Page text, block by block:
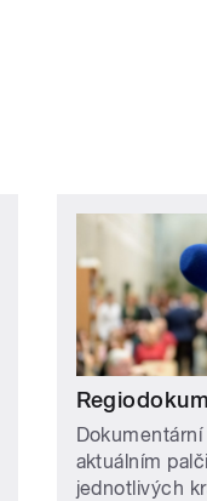
aktuálním
jednotlivých